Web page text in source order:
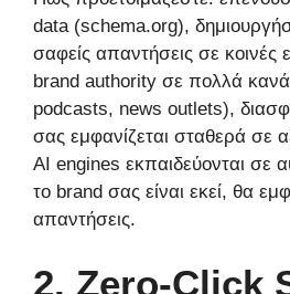
data (schema.org),
σαφείς απαντήσεις σε κοινές
brand authority σε πολλά
podcasts, news outlets),
σας εμφανίζεται σταθερά σε
AI engines εκπαιδεύονται σε
το brand σας είναι εκεί, θα
απαντήσεις.
2. Zero-Click